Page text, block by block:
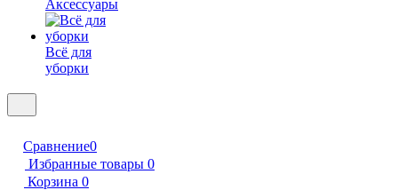
Аксессуары
Всё для
уборки
Сравнение0
Избранные товары 0
Корзина 0